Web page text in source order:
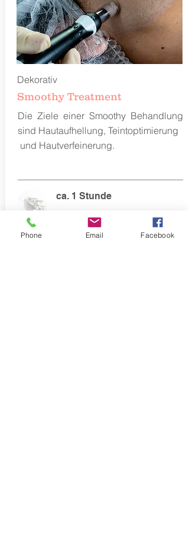
Dekorativ
Smoothy Treatment
Die Ziele einer Smoothy Behandlung
sind Hautaufhellung, Teintoptimierung
und Hautverfeinerung.
ca. 1 Stunde
Phone Email Facebook